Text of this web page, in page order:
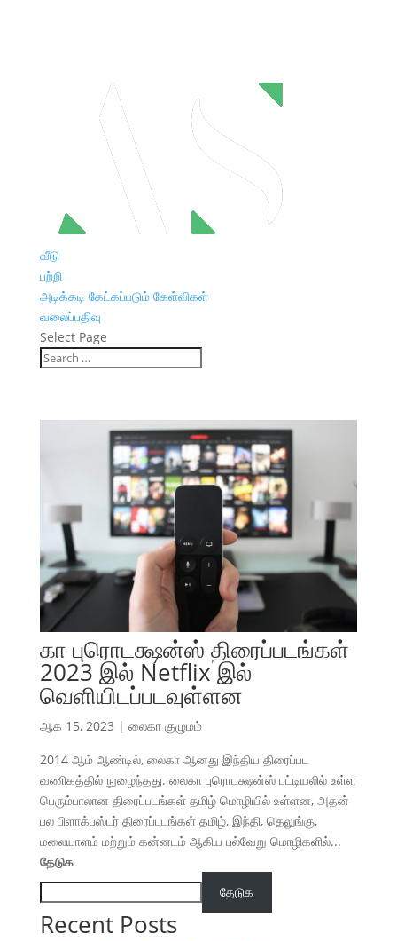
வீடு
பற்றி
அடிக்கடி கேட்கப்படும் கேள்விகள்
வலைப்பதிவு
Select Page
கா புரொடக்ஷன்ஸ் திரைப்படங்கள்
2023 இல் Netflix இல்
வெளியிடப்படவுள்ளன
ஆக 15, 2023 | லைகா குழுமம்
2014 ஆம் ஆண்டில், லைகா ஆனது இந்திய திரைப்பட
வணிகத்தில் நுழைந்தது. லைகா புரொடக்ஷன்ஸ் பட்டியலில் உள்ள
பெரும்பாலான திரைப்படங்கள் தமிழ் மொழியில் உள்ளன, அதன்
பல பிளாக்பஸ்டர் திரைப்படங்கள் தமிழ், இந்தி, தெலுங்கு,
மலையாளம் மற்றும் கன்னடம் ஆகிய பல்வேறு மொழிகளில்...
தேடுக
தேடுக
Recent Posts